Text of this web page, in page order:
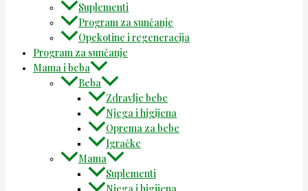
Suplementi
Program za sunčanje
Opekotine i regeneracija
Program za sunčanje
Mama i beba
Beba
Zdravlje bebe
Njega i higijena
Oprema za bebe
Igračke
Mama
Suplementi